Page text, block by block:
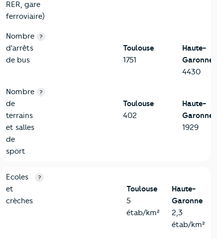
RER, gare
ferroviaire)
Nombre
d'arrêts
de bus
?
Toulouse
1751
Haute-
Garonne
4430
Nombre
de
terrains
et salles
de
sport
?
Toulouse
402
Haute-
Garonne
1929
4-Education
Critères
Ecoles
et
crèches
?
Toulouse
5
étab/km²
Haute-
Garonne
2,3
étab/km²